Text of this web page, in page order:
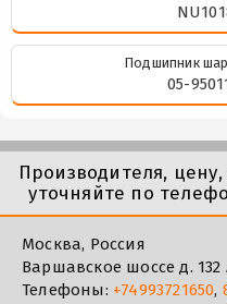
Подшипник
05-
Производителя,
уточняйте по
Москва, Россия
Варшавское шоссе д. 132
Телефоны: +74993721650,